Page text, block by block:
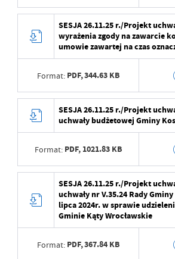
Data ostatniej
aktualizacji
Ostatnio zaktualizował
Wytworzył
Data ostatniej
aktualizacji
Ostatnio zaktualizował
SESJA 26.11.25 r./Projekt
wyrażenia zgody na zawarcie
umowie zawartej na czas
Format: PDF,344.63 KB
Wytworzył
Data opublikowania
Opublikował
Data ostatniej
aktualizacji
Ostatnio zaktualizował
SESJA 26.11.25 r./Projekt
uchwały budżetowej Gminy
Format: PDF, 1021.83 KB
Wytworzył
Data opublikowania
Opublikował
SESJA 26.11.25 r./Projekt
uchwały nr V.35.24 Rady
lipca 2024r. w sprawie
Gminie Kąty Wrocławskie
Format: PDF,367.84 KB